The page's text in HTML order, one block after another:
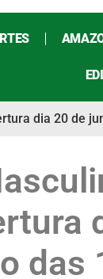
dia 20 de
das